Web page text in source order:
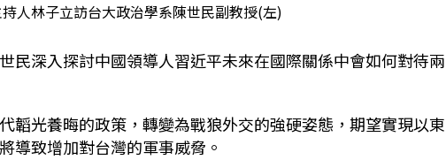
持人林子立訪台大政治學系陳世民副教授(左)
民深入探討中國領導人習近平未來在國際關係中會如何對待兩
韜光養晦的政策，轉變為戰狼外交的強硬姿態，期望實現以東
導致增加對台灣的軍事威脅。